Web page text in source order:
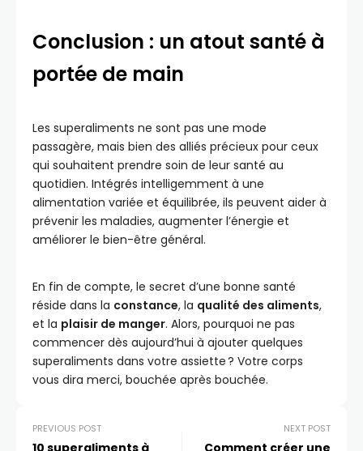
Conclusion : un atout santé à
portée de main
Les superaliments ne sont pas une mode
passagère, mais bien des alliés précieux pour ceux
qui souhaitent prendre soin de leur santé au
quotidien. Intégrés intelligemment à une
alimentation variée et équilibrée, ils peuvent aider à
prévenir les maladies, augmenter l’énergie et
améliorer le bien-être général.
En fin de compte, le secret d’une bonne santé
réside dans la constance, la qualité des aliments,
et la plaisir de manger. Alors, pourquoi ne pas
commencer dès aujourd’hui à ajouter quelques
superaliments dans votre assiette ? Votre corps
vous dira merci, bouchée après bouchée.
PREVIOUS POST
10 superaliments à
NEXT POST
Comment créer une